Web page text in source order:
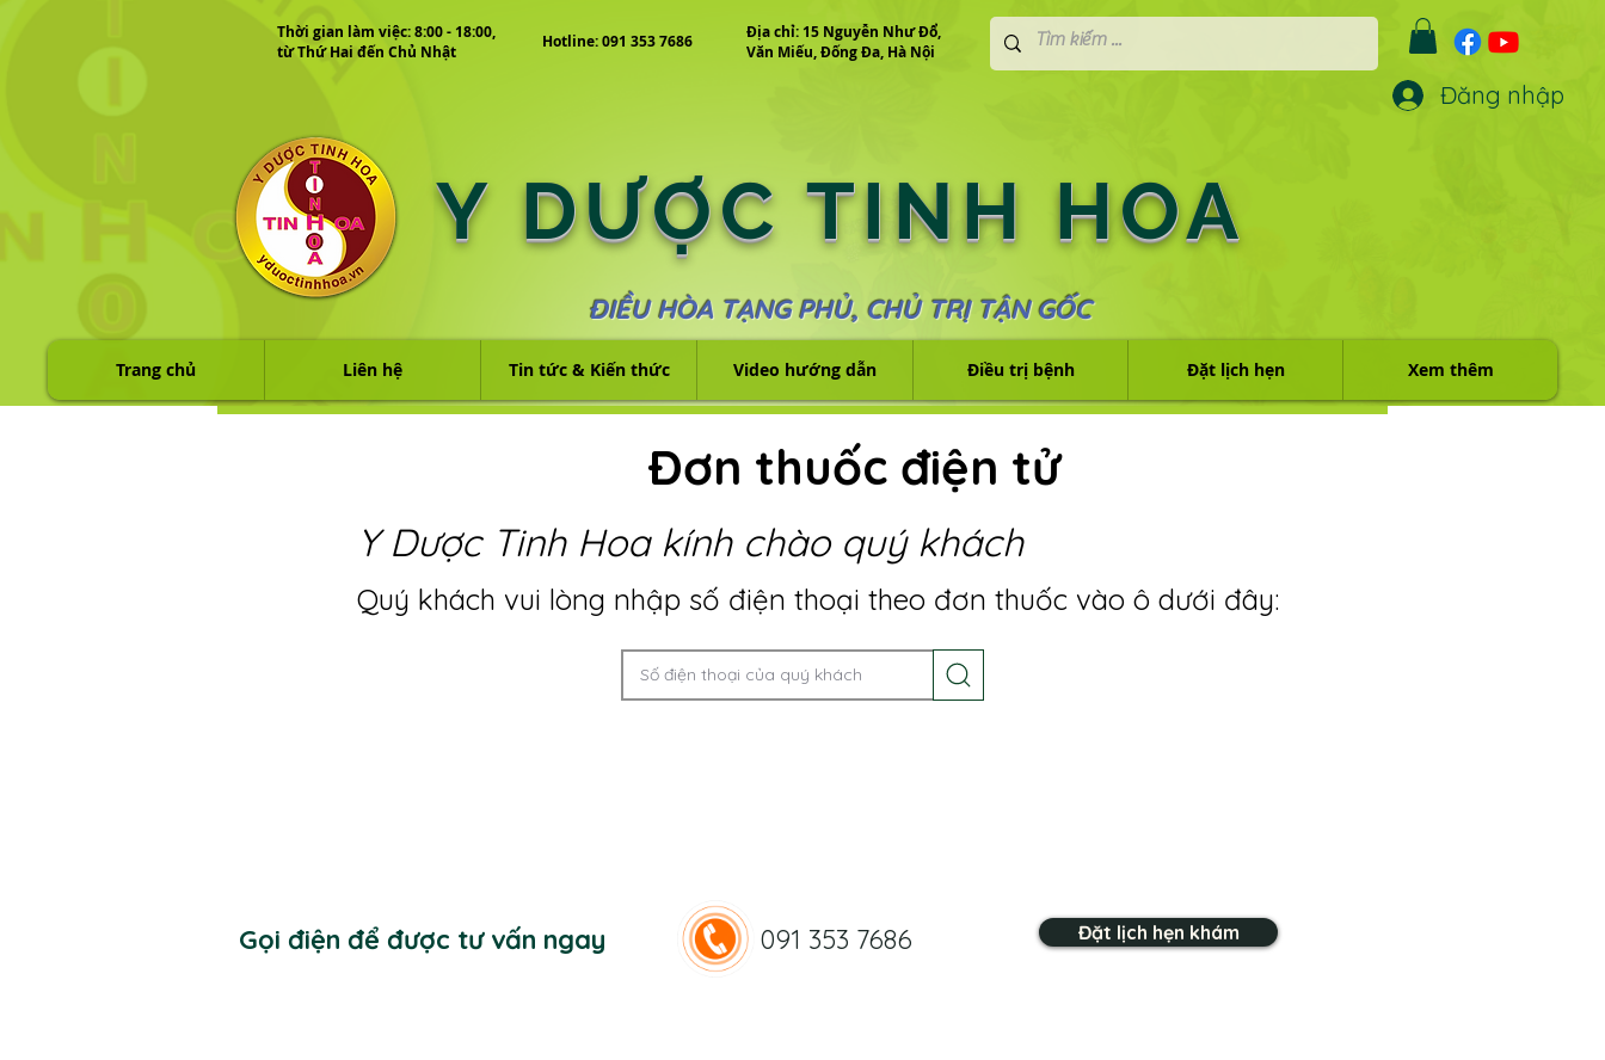
Đăng nhập
Thời gian làm việc: 8:00 - 18:00,
từ Thứ Hai đến Chủ Nhật
Hotline: 091 353 7686
Địa chỉ: 15 Nguyễn Như Đổ,
Văn Miếu, Đống Đa, Hà Nội
Y DƯỢC TINH HOA
ĐIỀU HÒA TẠNG PHỦ, CHỦ TRỊ TẬN GỐC
Trang chủ Liên hệ Tin tức & Kiến thức Video hướng dẫn Điều trị bệnh Đặt lịch hẹn Xem thêm
Đơn thuốc điện tử
Y Dược Tinh Hoa kính chào quý khách
Quý khách vui lòng nhập số điện thoại theo đơn thuốc vào ô dưới đây:
Gọi điện để được tư vấn ngay 091 353 7686 Đặt lịch hẹn khám